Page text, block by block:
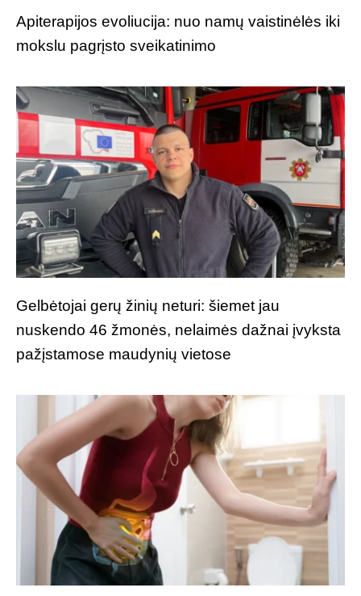
Apiterapijos evoliucija: nuo namų vaistinėlės iki
mokslu pagrįsto sveikatinimo
Gelbėtojai gerų žinių neturi: šiemet jau
nuskendo 46 žmonės, nelaimės dažnai įvyksta
pažįstamose maudynių vietose